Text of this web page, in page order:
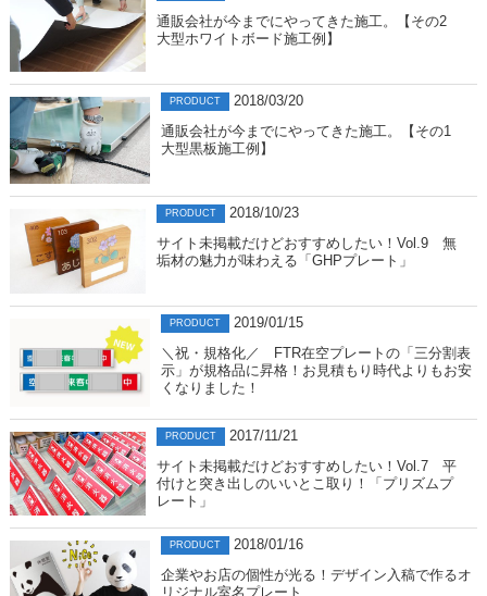
通販会社が今までにやってきた施工。【その2
大型ホワイトボード施工例】
PRODUCT
2018/03/20
通販会社が今までにやってきた施工。【その1
大型黒板施工例】
PRODUCT
2018/10/23
サイト未掲載だけどおすすめしたい！Vol.9 無
垢材の魅力が味わえる「GHPプレート」
PRODUCT
2019/01/15
＼祝・規格化／ FTR在空プレートの「三分割表
示」が規格品に昇格！お見積もり時代よりもお安
くなりました！
PRODUCT
2017/11/21
サイト未掲載だけどおすすめしたい！Vol.7 平
付けと突き出しのいいとこ取り！「プリズムプ
レート」
PRODUCT
2018/01/16
企業やお店の個性が光る！デザイン入稿で作るオ
リジナル室名プレート